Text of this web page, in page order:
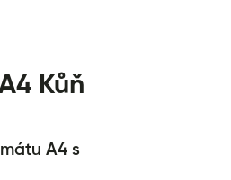
Kůň
A4 s